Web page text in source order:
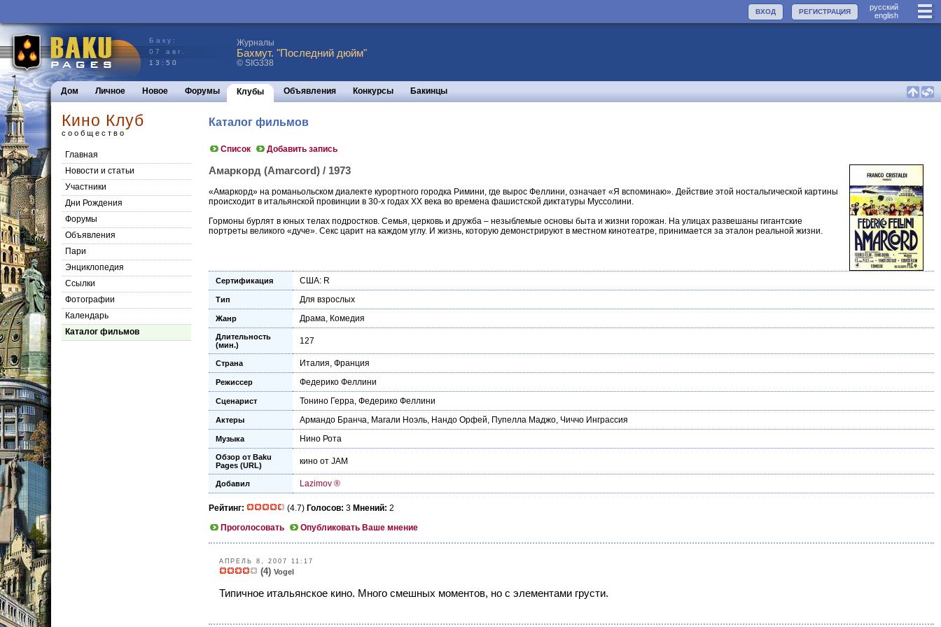
руccкий
english
РЕГИСТРАЦИЯ
ВХОД
Баку:
07 авг.
13:50
Журналы
Бахмут. "Последний дюйм"
© SIG338
Дом Личное Новое Форумы Клубы Объявления Конкурсы Бакинцы
Кино Клуб
сообщество
Главная
Новости и статьи
Участники
Дни Рождения
Форумы
Объявления
Пари
Энциклопедия
Cсылки
Фотографии
Календарь
Каталог фильмов
Каталог фильмов
Список Добавить запись
Амаркорд (Amarcord) / 1973
«Амаркорд» на романьольском диалекте курортного городка Римини, где вырос Феллини, означает «Я вспоминаю». Действие этой ностальгической картины
происходит в итальянской провинции в 30-х годах XX века во времена фашистской диктатуры Муссолини.
Гормоны бурлят в юных телах подростков. Семья, церковь и дружба – незыблемые основы быта и жизни горожан. На улицах развешаны гигантские
портреты великого «дуче». Секс царит на каждом углу. И жизнь, которую демонстрируют в местном кинотеатре, принимается за эталон реальной жизни.
Сертификация США: R
Тип Для взрослых
Жанр Драма, Комедия
Длительность
(мин.)
127
Страна Италия, Франция
Режиссер Федерико Феллини
Сценарист Тонино Герра, Федерико Феллини
Актеры Армандо Бранча, Магали Ноэль, Нандо Орфей, Пупелла Маджо, Чиччо Инграссия
Музыка Нино Рота
Обзор от Baku
Pages (URL)
кино от JAM
Добавил Lazimov ®
Рейтинг: (4.7) Голосов: 3 Мнений: 2
Проголосовать
Опубликовать Ваше мнение
АПРЕЛЬ 8, 2007 11:17
(4) Vogel
Типичное итальянское кино. Много смешных моментов, но с элементами грусти.